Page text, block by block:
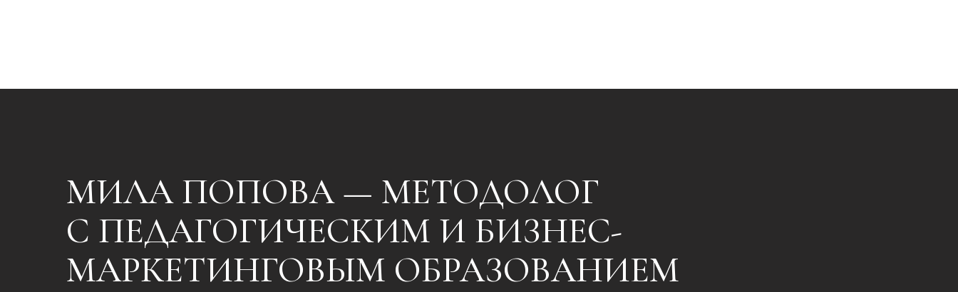
МИЛА ПОПОВА — МЕТОДОЛОГ
С ПЕДАГОГИЧЕСКИМ И БИЗНЕС-
МАРКЕТИНГОВЫМ ОБРАЗОВАНИЕМ